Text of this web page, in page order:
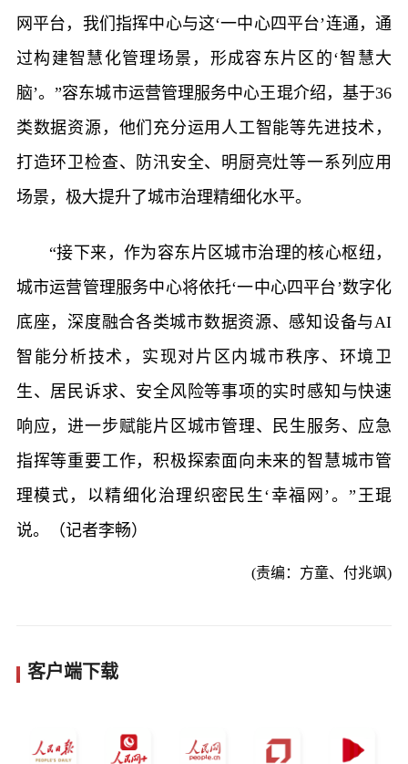
网平台，我们指挥中心与这‘一中心四平台’连通，通
过构建智慧化管理场景，形成容东片区的‘智慧大
脑’。”容东城市运营管理服务中心王琨介绍，基于36
类数据资源，他们充分运用人工智能等先进技术，
打造环卫检查、防汛安全、明厨亮灶等一系列应用
场景，极大提升了城市治理精细化水平。
“接下来，作为容东片区城市治理的核心枢纽，
城市运营管理服务中心将依托‘一中心四平台’数字化
底座，深度融合各类城市数据资源、感知设备与AI
智能分析技术，实现对片区内城市秩序、环境卫
生、居民诉求、安全风险等事项的实时感知与快速
响应，进一步赋能片区城市管理、民生服务、应急
指挥等重要工作，积极探索面向未来的智慧城市管
理模式，以精细化治理织密民生‘幸福网’。”王琨
说。（记者李畅）
(责编：方童、付兆飒)
客户端下载